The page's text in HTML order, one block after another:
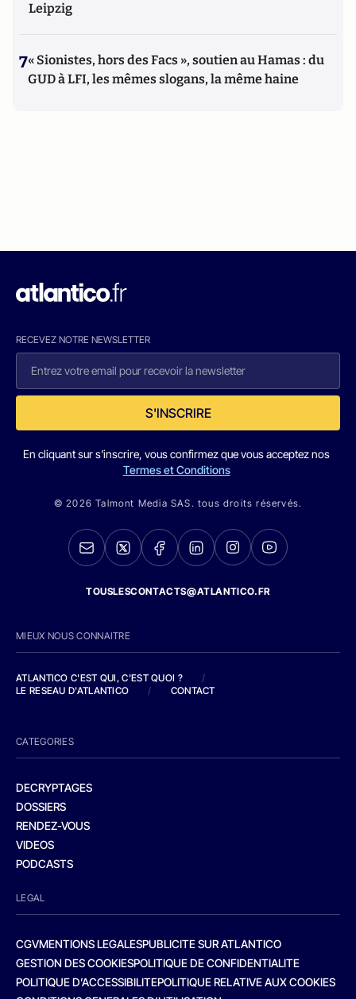
Leipzig
7« Sionistes, hors des Facs », soutien au Hamas : du
GUD à LFI, les mêmes slogans, la même haine
RECEVEZ NOTRE NEWSLETTER
S'INSCRIRE
En cliquant sur s'inscrire, vous confirmez que vous acceptez nos
Termes et Conditions
© 2026 Talmont Media SAS. tous droits réservés.
TOUSLESCONTACTS@ATLANTICO.FR
MIEUX NOUS CONNAITRE
ATLANTICO C'EST QUI, C'EST QUOI ?
/
LE RESEAU D'ATLANTICO
/ CONTACT
CATEGORIES
DECRYPTAGES
DOSSIERS
RENDEZ-VOUS
VIDEOS
PODCASTS
LEGAL
CGVMENTIONS LEGALESPUBLICITE SUR ATLANTICO
GESTION DES COOKIESPOLITIQUE DE CONFIDENTIALITE
POLITIQUE D’ACCESSIBILITEPOLITIQUE RELATIVE AUX COOKIES